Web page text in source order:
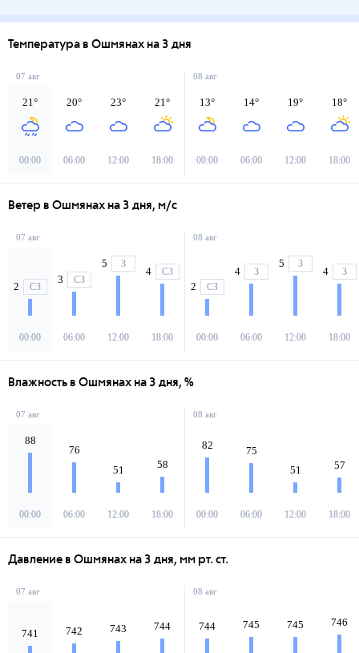
Температура в Ошмянах на 3 дня
07 авг
21°
00:00
20°
06:00
23°
12:00
21°
18:00
08 авг
13°
00:00
14°
06:00
19°
12:00
18°
18:00
Ветер в Ошмянах на 3 дня, м/с
07 авг
2 СЗ
00:00
3 СЗ
06:00
5 З
12:00
4 СЗ
18:00
08 авг
2 СЗ
00:00
4 З
06:00
5 З
12:00
4 З
18:00
Влажность в Ошмянах на 3 дня, %
07 авг
88
00:00
76
06:00
51
12:00
58
18:00
08 авг
82
00:00
75
06:00
51
12:00
57
18:00
Давление в Ошмянах на 3 дня, мм рт. ст.
07 авг
741 742 743 744
08 авг
744 745 745 746